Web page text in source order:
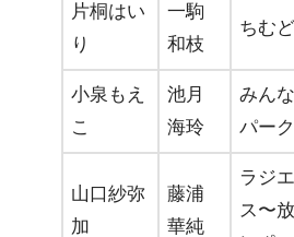
片桐はい
り
一駒
和枝
ちむ
小泉もえ
こ
池月
海玲
みん
パーク
山口紗弥
加
藤浦
華純
ラジ
ス〜